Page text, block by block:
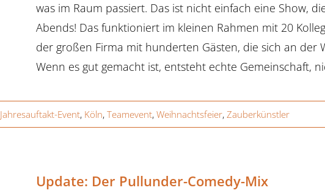
was im Raum passiert. Das ist nicht einfach eine Show,
Abends! Das funktioniert im kleinen Rahmen mit 20
der großen Firma mit hunderten Gästen, die sich an
Wenn es gut gemacht ist, entsteht echte Gemeinschaft,
Jahresauftakt-Event, Köln, Teamevent, Weihnachtsfeier, Zauberkünstler
Update: Der Pullunder-Comedy-Mix